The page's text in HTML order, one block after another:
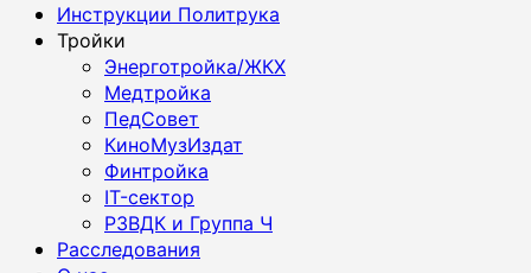
Инструкции Политрука
Тройки
Энерготройка/ЖКХ
Медтройка
ПедСовет
КиноМузИздат
Финтройка
IT-сектор
РЗВДК и Группа Ч
Расследования